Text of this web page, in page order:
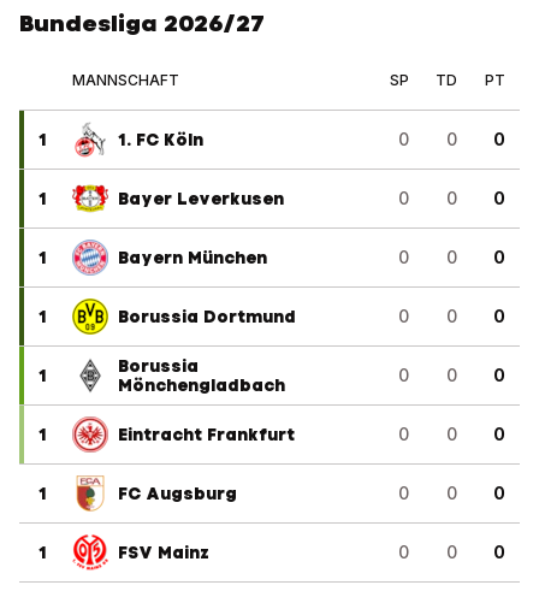
Bundesliga 2026/27
MANNSCHAFT SP TD PT
1 1. FC Köln 0 0 0
1 Bayer Leverkusen 0 0 0
1 Bayern München 0 0 0
1 Borussia Dortmund 0 0 0
1
Borussia
Mönchengladbach
0 0 0
1 Eintracht Frankfurt 0 0 0
1 FC Augsburg 0 0 0
1 FSV Mainz 0 0 0